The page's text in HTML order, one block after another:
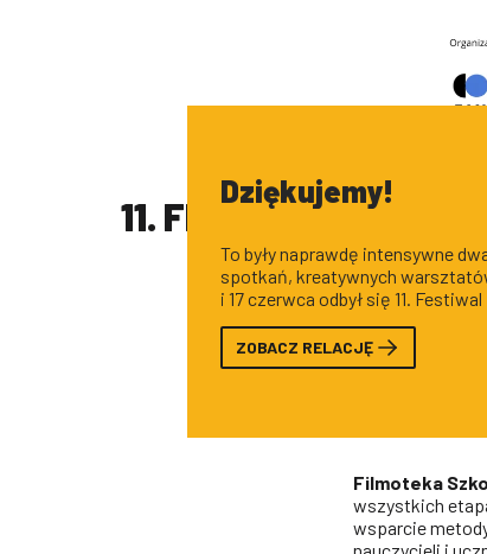
11. FESTIWAL
Dziękujemy!
To były naprawdę intensywne
spotkań, kreatywnych
i 17 czerwca odbył się 11.
ZOBACZ RELACJĘ
Filmoteka
wszystkich
wsparcie
nauczycieli i